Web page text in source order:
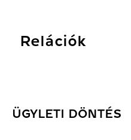
Relációk
ÜGYLETI DÖNTÉS